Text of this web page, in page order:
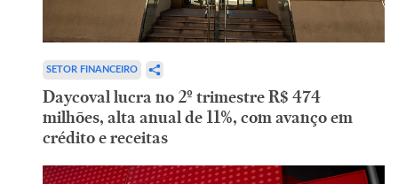
SETOR FINANCEIRO
Daycoval lucra no 2º trimestre R$ 474
milhões, alta anual de 11%, com avanço em
crédito e receitas